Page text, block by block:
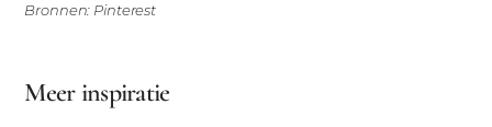
Bronnen: Pinterest
Meer inspiratie